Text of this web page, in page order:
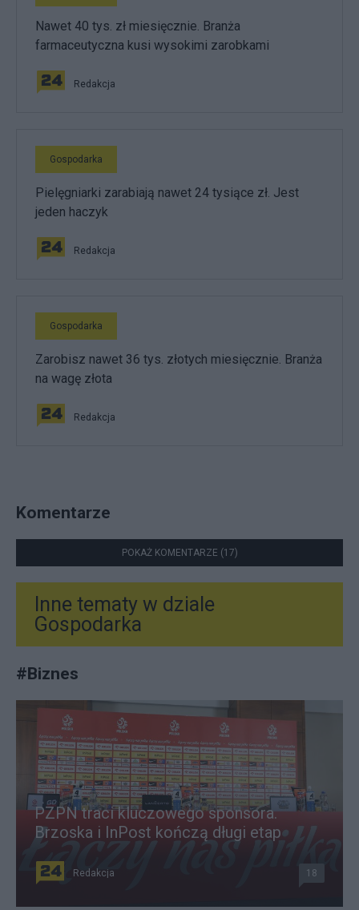
Nawet 40 tys. zł miesięcznie. Branża
farmaceutyczna kusi wysokimi zarobkami
Redakcja
Gospodarka
Pielęgniarki zarabiają nawet 24 tysiące zł. Jest
jeden haczyk
Redakcja
Gospodarka
Zarobisz nawet 36 tys. złotych miesięcznie. Branża
na wagę złota
Redakcja
Komentarze
POKAŻ KOMENTARZE (17)
Inne tematy w dziale
Gospodarka
#Biznes
PZPN traci kluczowego sponsora.
Brzoska i InPost kończą długi etap
Redakcja 18